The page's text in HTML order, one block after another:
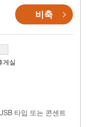
비축
게실
타입 또는 콘센트